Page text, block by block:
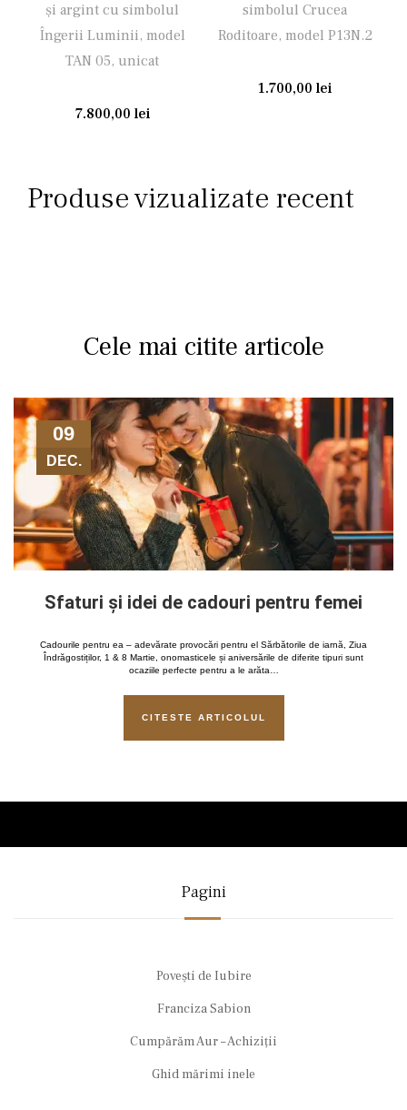
și argint cu simbolul
Îngerii Luminii, model
TAN 05, unicat
7.800,00 lei
simbolul Crucea
Roditoare, model P13N.2
1.700,00 lei
Produse vizualizate recent
Cele mai citite articole
09
DEC.
Sfaturi și idei de cadouri pentru femei
Cadourile pentru ea – adevărate provocări pentru el Sărbătorile de iarnă, Ziua
Îndrăgostiților, 1 & 8 Martie, onomasticele și aniversările de diferite tipuri sunt
ocaziile perfecte pentru a le arăta…
CITESTE ARTICOLUL
Pagini
Povești de Iubire
Franciza Sabion
Cumpărăm Aur – Achiziții
Ghid mărimi inele